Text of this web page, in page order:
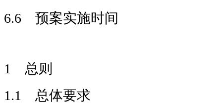
6.6 预案实施时间
1 总则
1.1 总体要求